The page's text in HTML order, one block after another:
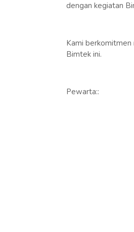
dengan kegiatan
Kami berkomitmen
Bimtek ini.
Pewarta::